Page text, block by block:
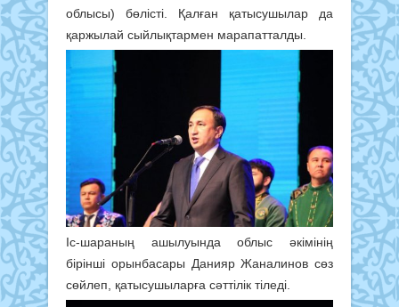
облысы) бөлісті. Қалған қатысушылар да
қаржылай сыйлықтармен марапатталды.
Іс-шараның ашылуында облыс әкімінің
бірінші орынбасары Данияр Жаналинов сөз
сөйлеп, қатысушыларға сәттілік тіледі.